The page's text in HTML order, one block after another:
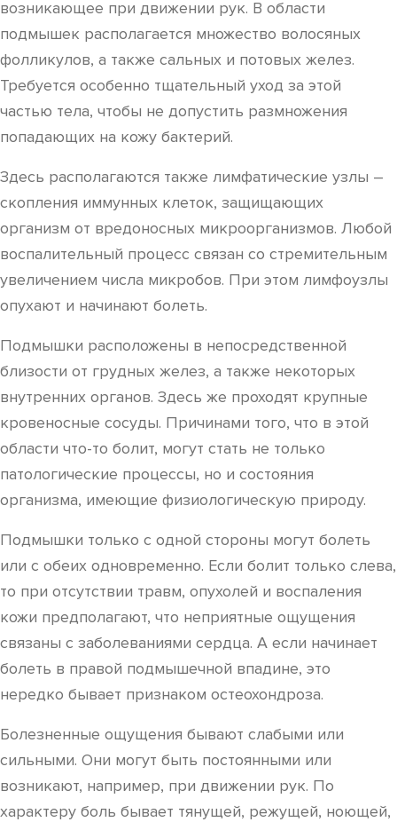
возникающее при движении рук. В области
подмышек располагается множество волосяных
фолликулов, а также сальных и потовых желез.
Требуется особенно тщательный уход за этой
частью тела, чтобы не допустить размножения
попадающих на кожу бактерий.
Здесь располагаются также лимфатические узлы –
скопления иммунных клеток, защищающих
организм от вредоносных микроорганизмов. Любой
воспалительный процесс связан со стремительным
увеличением числа микробов. При этом лимфоузлы
опухают и начинают болеть.
Подмышки расположены в непосредственной
близости от грудных желез, а также некоторых
внутренних органов. Здесь же проходят крупные
кровеносные сосуды. Причинами того, что в этой
области что-то болит, могут стать не только
патологические процессы, но и состояния
организма, имеющие физиологическую природу.
Подмышки только с одной стороны могут болеть
или с обеих одновременно. Если болит только слева,
то при отсутствии травм, опухолей и воспаления
кожи предполагают, что неприятные ощущения
связаны с заболеваниями сердца. А если начинает
болеть в правой подмышечной впадине, это
нередко бывает признаком остеохондроза.
Болезненные ощущения бывают слабыми или
сильными. Они могут быть постоянными или
возникают, например, при движении рук. По
характеру боль бывает тянущей, режущей, ноющей,